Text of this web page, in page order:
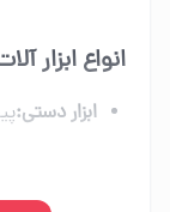
انواع ابزار
ابزار دستی: